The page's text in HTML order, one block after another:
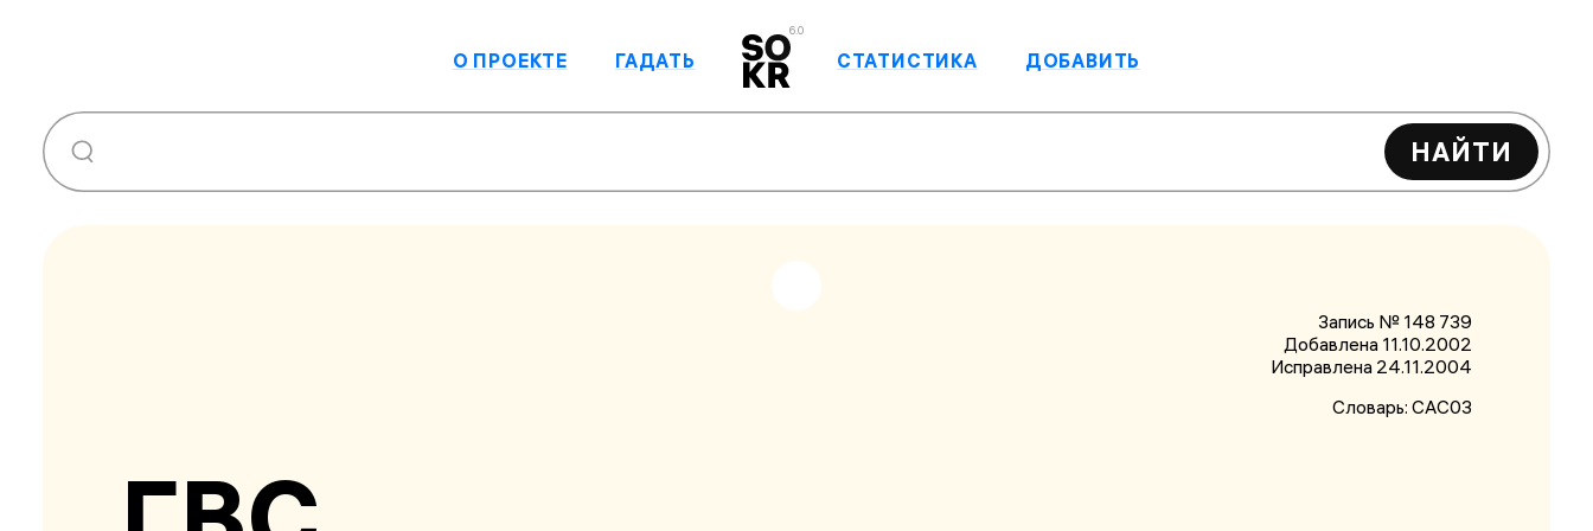
6.0
О ПРОЕКТЕ ГАДАТЬ СТАТИСТИКА ДОБАВИТЬ
НАЙТИ
Запись № 148 739
Добавлена 11.10.2002
Исправлена24.11.2004
Словарь: САС03